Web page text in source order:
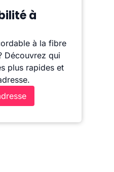
à
à la fibre
Découvrez qui
plus rapides et